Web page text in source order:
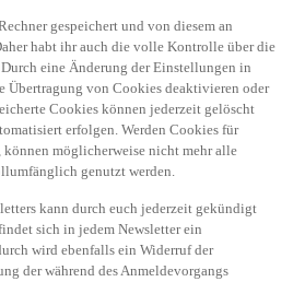
gespeichert und von diesem an
habt ihr auch die volle Kontrolle über die
eine Änderung der Einstellungen in
Übertragung von Cookies deaktivieren oder
Cookies können jederzeit gelöscht
erfolgen. Werden Cookies für
können möglicherweise nicht mehr alle
genutzt werden.
kann durch euch jederzeit gekündigt
sich in jedem Newsletter ein
wird ebenfalls ein Widerruf der
der während des Anmeldevorgangs